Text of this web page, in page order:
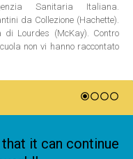
Sanitaria Italiana.
da Collezione (Hachette).
Lourdes (McKay). Contro
non vi hanno raccontato